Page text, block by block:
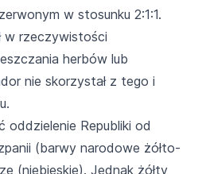
w stosunku 2:1:1.
w rzeczywistości
herbów lub
nie skorzystał z tego i
oddzielenie Republiki od
(barwy narodowe żółto-
(niebieskie). Jednak żółty